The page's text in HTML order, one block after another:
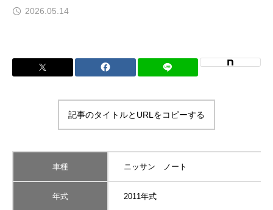
2026.05.14
記事のタイトルとURLをコピーする
車種 ニッサン ノート
年式 2011年式